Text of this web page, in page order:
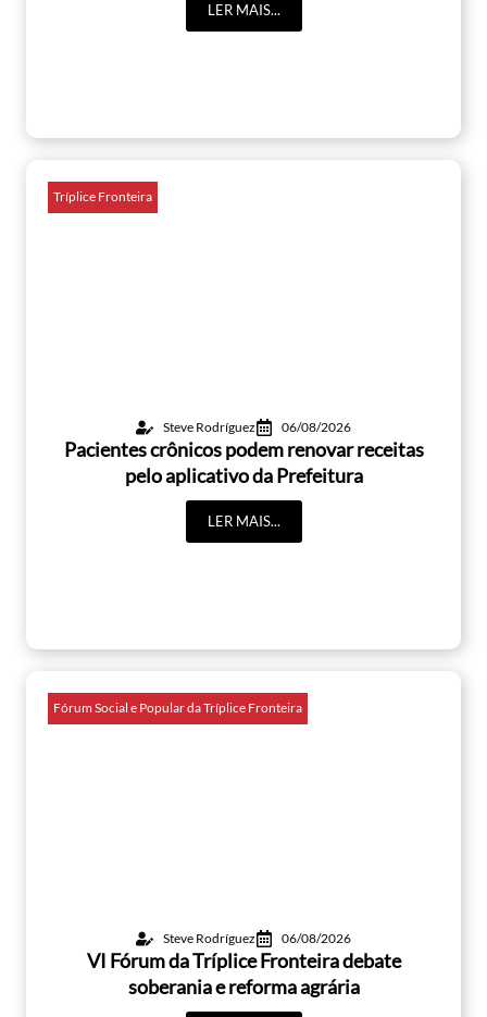
LER MAIS...
Tríplice Fronteira
Steve Rodríguez 06/08/2026
Pacientes crônicos podem renovar receitas
pelo aplicativo da Prefeitura
LER MAIS...
Fórum Social e Popular da Tríplice Fronteira
Steve Rodríguez 06/08/2026
VI Fórum da Tríplice Fronteira debate
soberania e reforma agrária